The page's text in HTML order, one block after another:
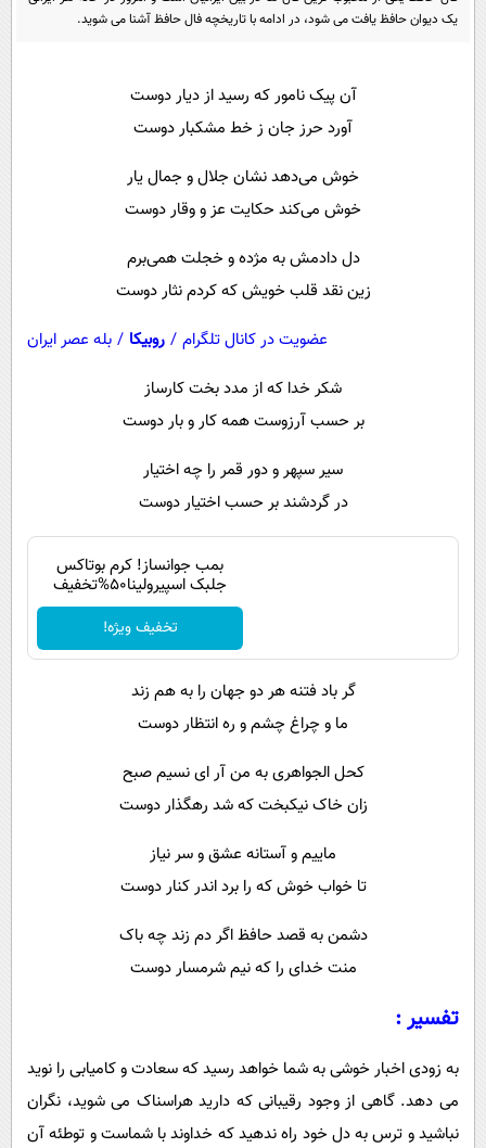
سرگرمی
گوناگون
حوادث
محیط زیست
سلامت
فرهنگی
بین الملل
اجتماعی
سیاست خارجی
پیامک
دانلود
یک دیوان حافظ یافت می شود، در ادامه با تاریخچه فال حافظ آشنا می شوید.
آن پیک نامور که رسید از دیار دوست
آورد حرز جان ز خط مشکبار دوست
خوش می‌دهد نشان جلال و جمال یار
خوش می‌کند حکایت عز و وقار دوست
دل دادمش به مژده و خجلت همی‌برم
زین نقد قلب خویش که کردم نثار دوست
عضویت در کانال تلگرام / روبیکا / بله عصر ایران
شکر خدا که از مدد بخت کارساز
بر حسب آرزوست همه کار و بار دوست
سیر سپهر و دور قمر را چه اختیار
در گردشند بر حسب اختیار دوست
بمب جوانساز! کرم بوتاکس
جلبک اسپیرولینا50%تخفیف
تخفیف ویژه!
گر باد فتنه هر دو جهان را به هم زند
ما و چراغ چشم و ره انتظار دوست
کحل الجواهری به من آر ای نسیم صبح
زان خاک نیکبخت که شد رهگذار دوست
ماییم و آستانه عشق و سر نیاز
تا خواب خوش که را برد اندر کنار دوست
دشمن به قصد حافظ اگر دم زند چه باک
منت خدای را که نیم شرمسار دوست
تفسیر :
به زودی اخبار خوشی به شما خواهد رسید که سعادت و کامیابی را نوید
می دهد. گاهی از وجود رقیبانی که دارید هراسناک می شوید، نگران
نباشید و ترس به دل خود راه ندهید که خداوند با شماست و توطئه آن